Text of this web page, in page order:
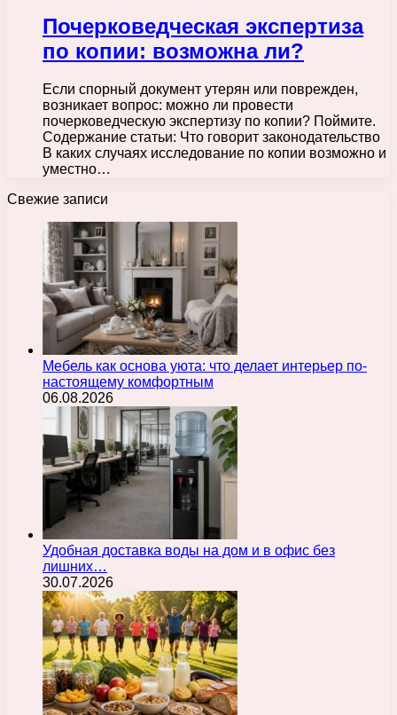
Почерковедческая экспертиза
по копии: возможна ли?
Если спорный документ утерян или поврежден,
возникает вопрос: можно ли провести
почерковедческую экспертизу по копии? Поймите.
Содержание статьи: Что говорит законодательство
В каких случаях исследование по копии возможно и
уместно…
Свежие записи
Мебель как основа уюта: что делает интерьер по-
настоящему комфортным
06.08.2026
Удобная доставка воды на дом и в офис без
лишних…
30.07.2026